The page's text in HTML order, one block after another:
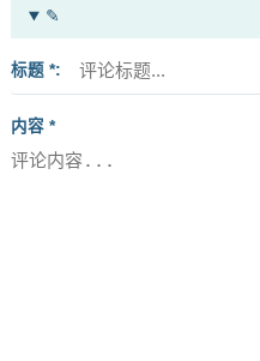
✎
标题 *
内容 *